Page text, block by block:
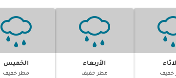
خفيف
الأربعاء
مطر خفيف
الخميس
مطر خفيف